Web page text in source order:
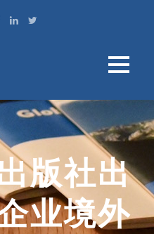
版社出
业境外